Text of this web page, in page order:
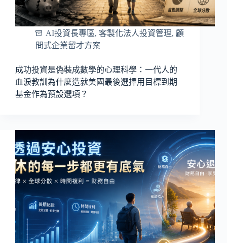
AI投資長專區, 客製化法人投資管理, 顧
問式企業留才方案
成功投資是偽裝成數學的心理科學：一代人的
血淚教訓為什麼造就美國最後選擇用目標到期
基金作為預設選項？